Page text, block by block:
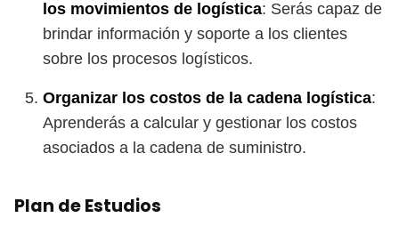
los movimientos de logística: Serás capaz de
brindar información y soporte a los clientes
sobre los procesos logísticos.
Organizar los costos de la cadena logística:
Aprenderás a calcular y gestionar los costos
asociados a la cadena de suministro.
Plan de Estudios